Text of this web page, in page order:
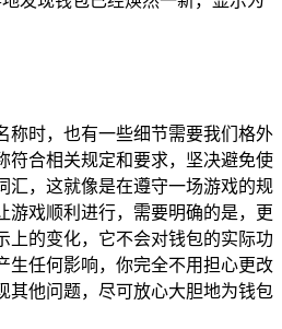
称时，也有一些细节需要我们格外
符合相关规定和要求，坚决避免使
汇，这就像是在遵守一场游戏的规
游戏顺利进行，需要明确的是，更
上的变化，它不会对钱包的实际功
生任何影响，你完全不用担心更改
其他问题，尽可放心大胆地为钱包